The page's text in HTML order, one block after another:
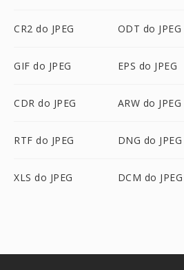
CR2 do JPEG ODT do JPEG
GIF do JPEG EPS do JPEG
CDR do JPEG ARW do JPEG
RTF do JPEG DNG do JPEG
XLS do JPEG DCM do JPEG